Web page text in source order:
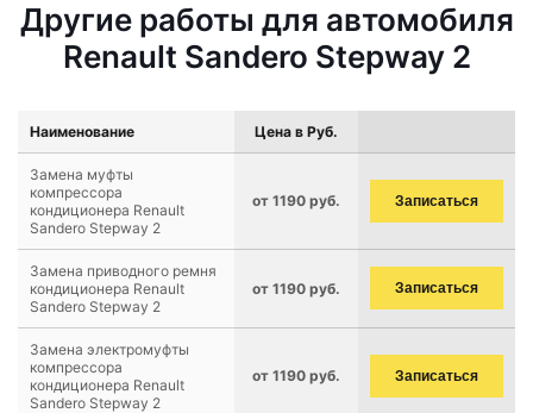
Другие работы для автомобиля
Renault Sandero Stepway 2
Наименование Цена в Руб.
Замена муфты
компрессора
кондиционера Renault
Sandero Stepway 2
от 1190 руб. Записаться
Замена приводного ремня
кондиционера Renault
Sandero Stepway 2
от 1190 руб. Записаться
Замена электромуфты
компрессора
кондиционера Renault
Sandero Stepway 2
от 1190 руб. Записаться